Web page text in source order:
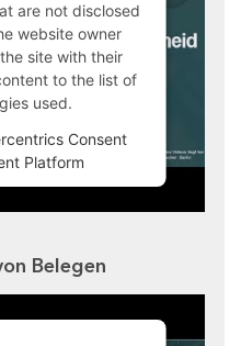
are not disclosed
website owner
site with their
to the list of
used.
Consent
Platform
Belegen